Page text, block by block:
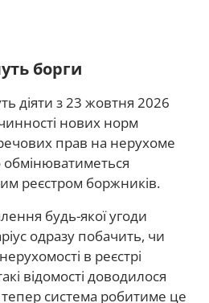
борги
діяти з 23 жовтня 2026
нових норм
прав на нерухоме
реєстром боржників.
будь-якої угоди
одразу побачить, чи
в реєстрі
відомості доводилося
система робитиме це